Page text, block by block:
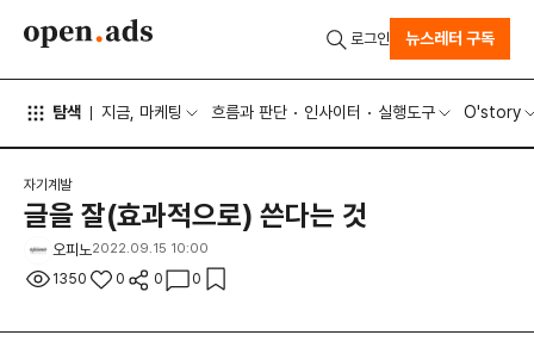
탐색 지금, 마케팅 흐름과 판단 인사이터 실행도구 O'story
로그인 뉴스레터 구독
자기계발
글을 잘(효과적으로) 쓴다는 것
오피노2022.09.15 10:00
1350 0 0 0